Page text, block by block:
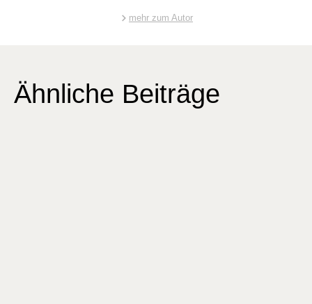
mehr zum Autor
Ähnliche Beiträge